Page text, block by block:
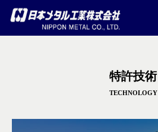
特許技術
TECHNOLOGY